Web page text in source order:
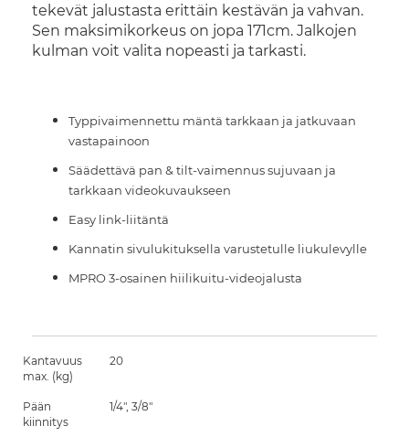
tekevät jalustasta erittäin kestävän ja vahvan.
Sen maksimikorkeus on jopa 171cm. Jalkojen
kulman voit valita nopeasti ja tarkasti.
Typpivaimennettu mäntä tarkkaan ja jatkuvaan
vastapainoon
Säädettävä pan & tilt-vaimennus sujuvaan ja
tarkkaan videokuvaukseen
Easy link-liitäntä
Kannatin sivulukituksella varustetulle liukulevylle
MPRO 3-osainen hiilikuitu-videojalusta
Kantavuus
max. (kg)
20
Pään
kiinnitys
1/4", 3/8"